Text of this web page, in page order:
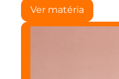
Ver matéria